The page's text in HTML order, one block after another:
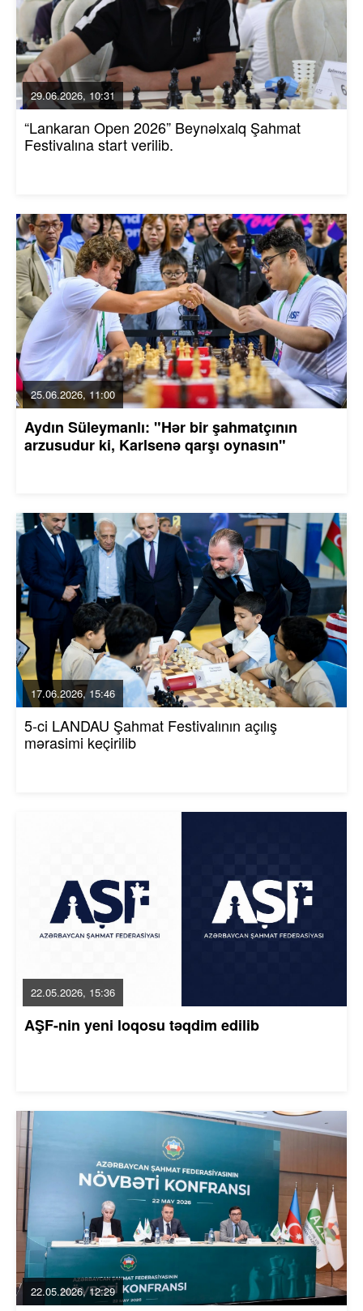
29.06.2026, 10:31
“Lankaran Open 2026” Beynəlxalq Şahmat
Festivalına start verilib.
25.06.2026, 11:00
Aydın Süleymanlı: "Hər bir şahmatçının
arzusudur ki, Karlsenə qarşı oynasın"
17.06.2026, 15:46
5-ci LANDAU Şahmat Festivalının açılış
mərasimi keçirilib
22.05.2026, 15:36
AŞF-nin yeni loqosu təqdim edilib
22.05.2026, 12:29